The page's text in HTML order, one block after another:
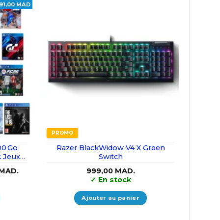
MAD
Go
Jeux
Le
PROMO
Razer BlackWidow V4 X Green
Switch
999,00 MAD.
✓ En stock
Ajouter au panier